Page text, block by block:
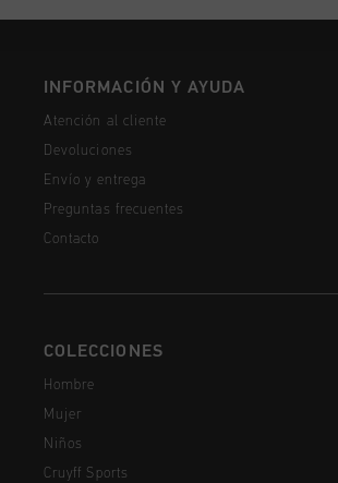
INFORMACIÓN Y AYUDA
Atención al cliente
Devoluciones
Envío y entrega
Preguntas frecuentes
Contacto
COLECCIONES
Hombre
Mujer
Niños
Cruyff Sports